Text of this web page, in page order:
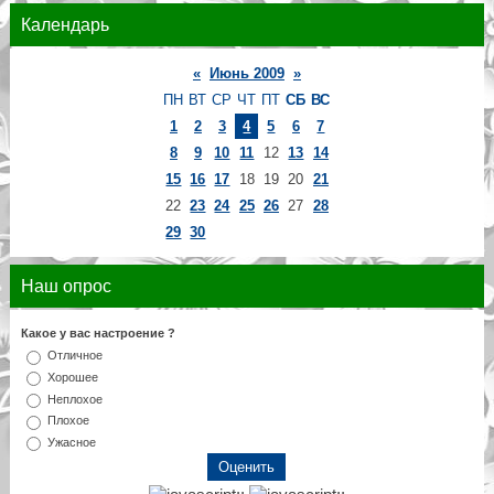
Календарь
« Июнь 2009 »
ПН ВТ СР ЧТ ПТ СБ ВС
1
2 3 4 5 6
7
8
9 10 11 12 13 14
15 16 17 18 19 20 21
22 23 24 25 26 27 28
29 30
Наш опрос
Какое у вас настроение ?
Отличное
Хорошее
Неплохое
Плохое
Ужасное